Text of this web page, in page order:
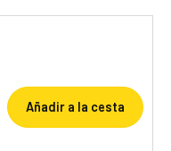
Añadir a la cesta